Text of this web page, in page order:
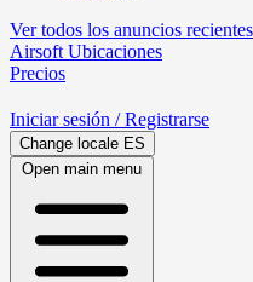
Ver todos los anuncios recientes
Airsoft Ubicaciones
Precios
Iniciar sesión / Registrarse
Change locale ES
Open main menu